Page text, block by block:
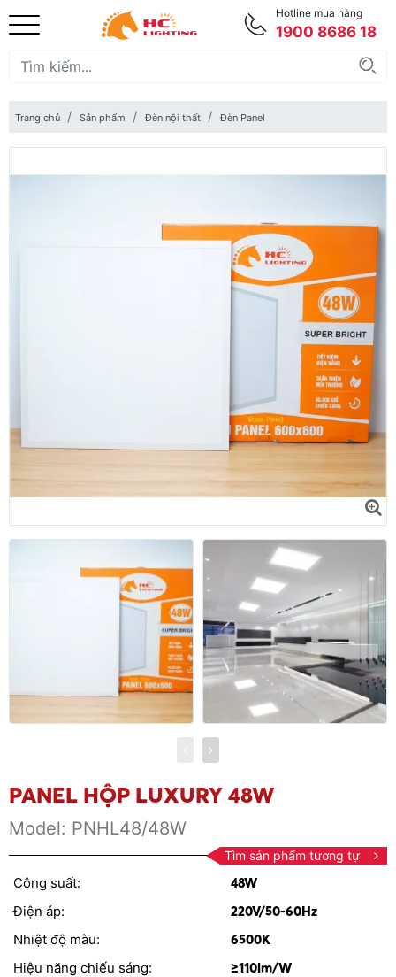
Hotline mua hàng
1900 8686 18
Trang chủ Sản phẩm Đèn nội thất Đèn Panel
PANEL HỘP LUXURY 48W
Model: PNHL48/48W
Tìm sản phẩm tương tự
Công suất:
48W
Điện áp:
220V/50-60Hz
Nhiệt độ màu:
6500K
Hiệu năng chiếu sáng:
≥110lm/W